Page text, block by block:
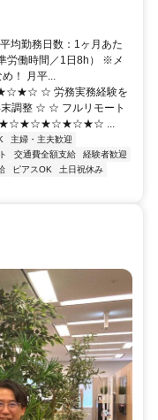
均勤務日数：1ヶ月あた
労働時間／1日8h） ※メ
！ 月平...
☆ 労務実務経験を
調整 ☆ ☆ フルリモート
...
主婦・主夫歓迎
交通費全額支給
経験者歓迎
ピアスOK
土日祝休み